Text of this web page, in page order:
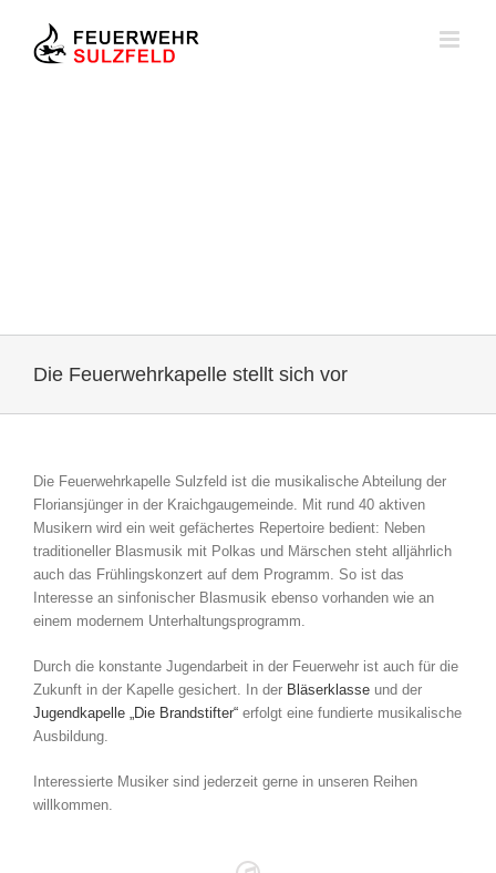
springen
Die Feuerwehrkapelle stellt sich vor
Die Feuerwehrkapelle Sulzfeld ist die musikalische Abteilung der
Floriansjünger in der Kraichgaugemeinde. Mit rund 40 aktiven
Musikern wird ein weit gefächertes Repertoire bedient: Neben
traditioneller Blasmusik mit Polkas und Märschen steht alljährlich
auch das Frühlingskonzert auf dem Programm. So ist das
Interesse an sinfonischer Blasmusik ebenso vorhanden wie an
einem modernem Unterhaltungsprogramm.
Durch die konstante Jugendarbeit in der Feuerwehr ist auch für die
Zukunft in der Kapelle gesichert. In der Bläserklasse und der
Jugendkapelle „Die Brandstifter“ erfolgt eine fundierte musikalische
Ausbildung.
Interessierte Musiker sind jederzeit gerne in unseren Reihen
willkommen.